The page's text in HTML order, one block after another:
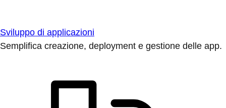
Sviluppo di applicazioni
Semplifica creazione, deployment e gestione delle app.